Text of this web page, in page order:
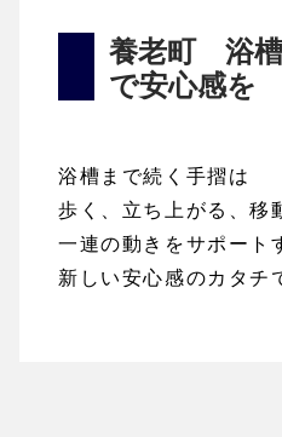
養老町 浴
で安心感を
浴槽まで続く手摺は
歩く、立ち上がる、移
一連の動きをサポート
新しい安心感のカタチ